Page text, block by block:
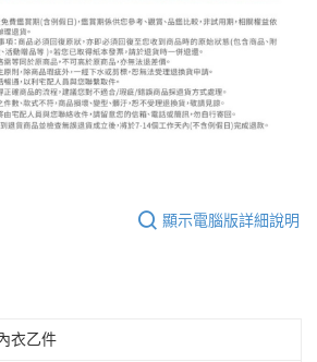
顯示電腦版詳細說明
衣乙件